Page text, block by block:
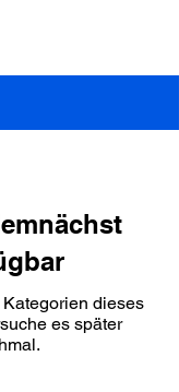
dieses
es später